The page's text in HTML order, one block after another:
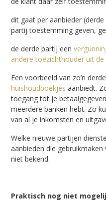
dit gaat per aanbieder
partij toestemming geven,
de derde partij een
andere toezichthouder uit de
Een voorbeeld van zo’n
huishoudboekjes aanbiedt.
toegang tot je
meerdere banken hebt. Zo
van al je inkomsten en
Welke nieuwe partijen
aanbieden die
niet bekend.
Praktisch nog niet